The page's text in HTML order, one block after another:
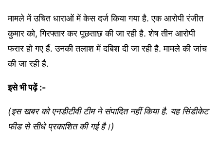
मामले में उचित धाराओं में केस दर्ज किया गया है. एक आरोपी रंजीत
कुमार को, गिरफ्तार कर पूछताछ की जा रही है. शेष तीन आरोपी
फरार हो गए हैं. उनकी तलाश में दबिश दी जा रही है. मामले की जांच
की जा रही है.
इसे भी पढ़ें :-
(इस खबर को एनडीटीवी टीम ने संपादित नहीं किया है. यह सिंडीकेट
फीड से सीधे प्रकाशित की गई है।)